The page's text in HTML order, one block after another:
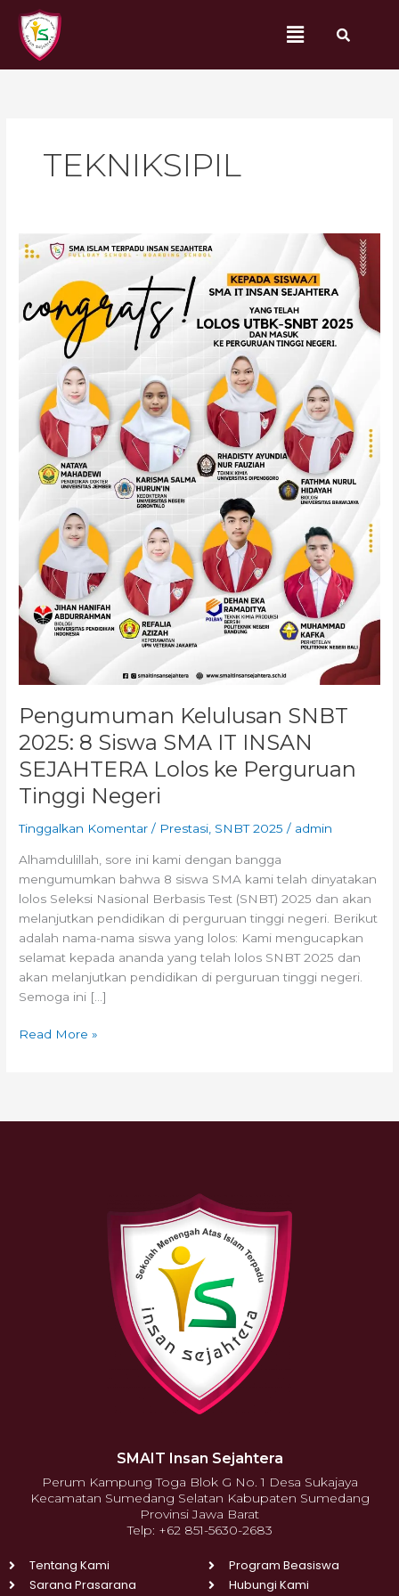
Lewati
konten
Menu
TEKNIKSIPIL
Pengumuman Kelulusan SNBT
2025: 8 Siswa SMA IT INSAN
SEJAHTERA Lolos ke Perguruan
Tinggi Negeri
Tinggalkan Komentar / Prestasi, SNBT 2025 / admin
Alhamdulillah, sore ini kami dengan bangga
mengumumkan bahwa 8 siswa SMA kami telah dinyatakan
lolos Seleksi Nasional Berbasis Test (SNBT) 2025 dan akan
melanjutkan pendidikan di perguruan tinggi negeri. Berikut
adalah nama-nama siswa yang lolos: Kami mengucapkan
selamat kepada ananda yang telah lolos SNBT 2025 dan
akan melanjutkan pendidikan di perguruan tinggi negeri.
Semoga ini […]
Pengumuman
Kelulusan
SNBT
2025:
8
SMA
INSAN
SEJAHTERA
Lolos
Perguruan
Tinggi
Negeri
Read More »
SMAIT Insan Sejahtera
Perum Kampung Toga Blok G No. 1 Desa Sukajaya
Kecamatan Sumedang Selatan Kabupaten Sumedang
Provinsi Jawa Barat
Telp: +62 851-5630-2683
Tentang Kami
Sarana Prasarana
Program Beasiswa
Hubungi Kami